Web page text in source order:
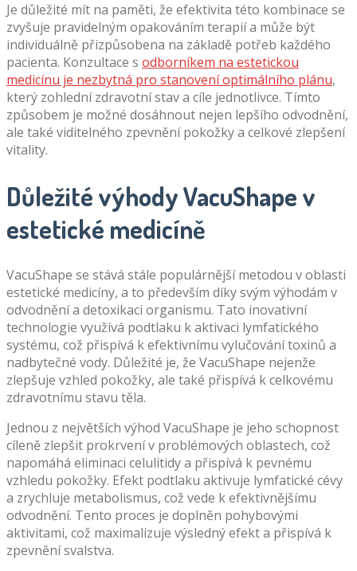
Je důležité mít na paměti, že efektivita této kombinace se
zvyšuje pravidelným opakováním terapií a může být
individuálně přizpůsobena na základě potřeb každého
pacienta. Konzultace s odborníkem na estetickou
medicínu je nezbytná pro stanovení optimálního plánu,
který zohlední zdravotní stav a cíle jednotlivce. Tímto
způsobem je možné dosáhnout nejen lepšího odvodnění,
ale také viditelného zpevnění pokožky a celkové zlepšení
vitality.
Důležité výhody VacuShape v
estetické medicíně
VacuShape se stává stále populárnější metodou v oblasti
estetické medicíny, a to především díky svým výhodám v
odvodnění a detoxikaci organismu. Tato inovativní
technologie využívá podtlaku k aktivaci lymfatického
systému, což přispívá k efektivnímu vylučování toxinů a
nadbytečné vody. Důležité je, že VacuShape nejenže
zlepšuje vzhled pokožky, ale také přispívá k celkovému
zdravotnímu stavu těla.
Jednou z největších výhod VacuShape je jeho schopnost
cíleně zlepšit prokrvení v problémových oblastech, což
napomáhá eliminaci celulitidy a přispívá k pevnému
vzhledu pokožky. Efekt podtlaku aktivuje lymfatické cévy
a zrychluje metabolismus, což vede k efektivnějšímu
odvodnění. Tento proces je doplněn pohybovými
aktivitami, což maximalizuje výsledný efekt a přispívá k
zpevnění svalstva.